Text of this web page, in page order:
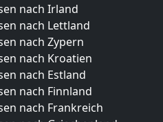
nach Irland
nach Lettland
nach Zypern
nach Kroatien
nach Estland
nach Finnland
nach Frankreich